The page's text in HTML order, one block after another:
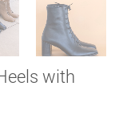
with